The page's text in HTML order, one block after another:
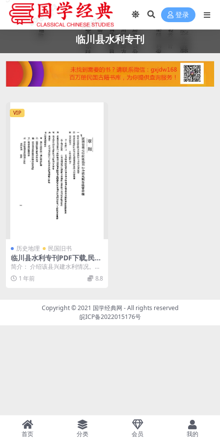
登录
临川县水利专刊
VIP
历史地理 民国旧书
临川县水利专刊PDF下载,民国
临川县水利史料
简介： 介绍该县兴建水利情况。包
括摄影、章则、图表、筑堤、闸管
工程等 截图： 目...
1 年前 8.8
Copyright © 2021 国学经典网 - All rights reserved
皖ICP备2022015176号
首页 分类 会员 我的